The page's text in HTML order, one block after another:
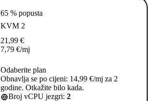
65 % popusta
KVM 2
21,99 €
7,79 €/mj
Odaberite plan
Obnavlja se po cijeni: 14,99 €/mj za 2
godine. Otkažite bilo kada.
Broj vCPU jezgri: 2